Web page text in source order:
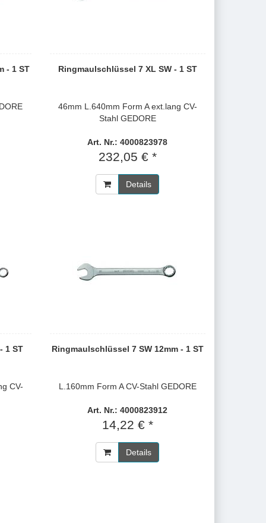
- 1 ST Ringmaulschlüssel 7 XL SW - 1 ST
46mm L.640mm Form A ext.lang CV-
Stahl GEDORE
Art. Nr.: 4000823978
232,05 € *
Details
1 ST
CV-
Ringmaulschlüssel 7 SW 12mm - 1 ST
L.160mm Form A CV-Stahl GEDORE
Art. Nr.: 4000823912
14,22 € *
Details